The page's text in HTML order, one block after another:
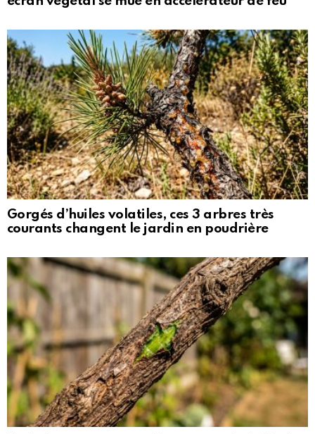
Gorgés d’huiles volatiles, ces 3 arbres très
courants changent le jardin en poudrière